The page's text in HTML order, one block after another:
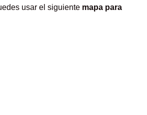
usar el siguiente mapa para